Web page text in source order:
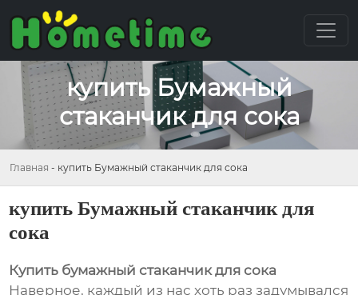
купить Бумажный
стаканчик для сока
Главная - купить Бумажный стаканчик для сока
купить Бумажный стаканчик для
сока
Купить бумажный стаканчик для сока
Наверное, каждый из нас хоть раз задумывался